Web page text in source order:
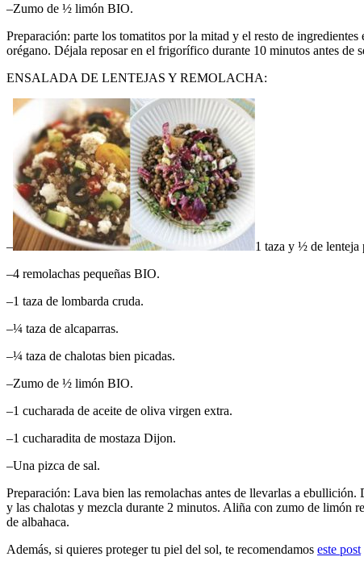
–Zumo de ½ limón BIO.
Preparación: parte los tomatitos por la mitad y el resto de
orégano. Déjala reposar en el frigorífico durante 10 minutos antes de
ENSALADA DE LENTEJAS Y REMOLACHA:
–
1 taza y ½ de lenteja
–4 remolachas pequeñas BIO.
–1 taza de lombarda cruda.
–¼ taza de alcaparras.
–¼ taza de chalotas bien picadas.
–Zumo de ½ limón BIO.
–1 cucharada de aceite de oliva virgen extra.
–1 cucharadita de mostaza Dijon.
–Una pizca de sal.
Preparación: Lava bien las remolachas antes de llevarlas a
y las chalotas y mezcla durante 2 minutos. Aliña con zumo de limón
de albahaca.
Además, si quieres proteger tu piel del sol, te recomendamos este post